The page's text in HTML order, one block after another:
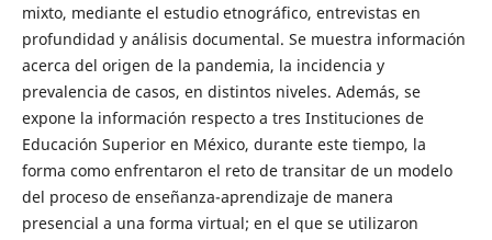
mixto, mediante el estudio etnográfico, entrevistas en
profundidad y análisis documental. Se muestra información
acerca del origen de la pandemia, la incidencia y
prevalencia de casos, en distintos niveles. Además, se
expone la información respecto a tres Instituciones de
Educación Superior en México, durante este tiempo, la
forma como enfrentaron el reto de transitar de un modelo
del proceso de enseñanza-aprendizaje de manera
presencial a una forma virtual; en el que se utilizaron